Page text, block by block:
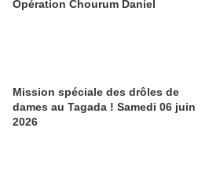
Opération Chourum Daniel
Mission spéciale des drôles de
dames au Tagada ! Samedi 06 juin
2026